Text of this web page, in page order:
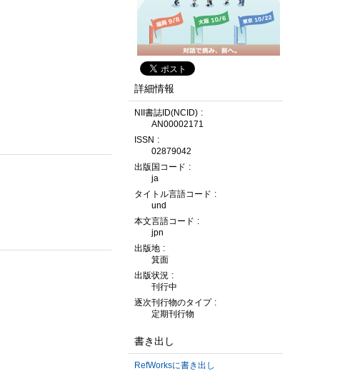
詳細情報
NII書誌ID(NCID)
AN00002171
ISSN
02879042
出版国コード
ja
タイトル言語コード
und
本文言語コード
jpn
出版地
箕面
出版状況
刊行中
逐次刊行物のタイプ
定期刊行物
書き出し
RefWorksに書き出し